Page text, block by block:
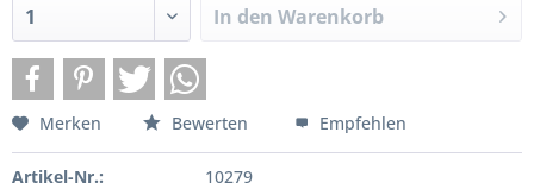
In den Warenkorb
Merken Bewerten Empfehlen
Artikel-Nr.:
10279